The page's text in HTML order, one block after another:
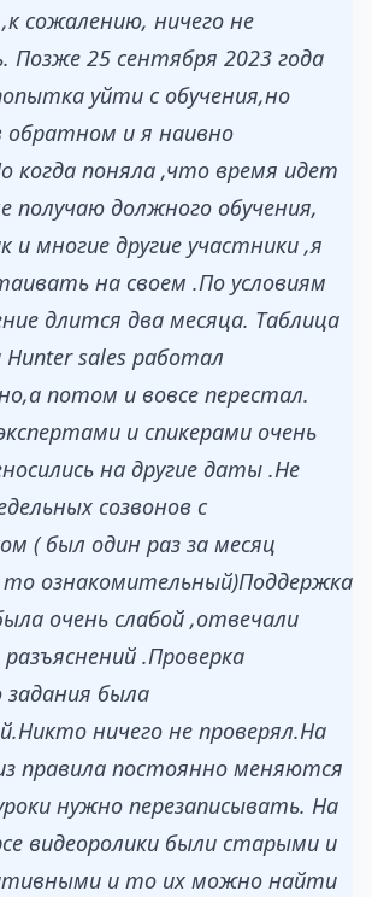
сожалению, ничего не
Позже 25 сентября 2023 года
уйти с обучения,но
обратном и я наивно
когда поняла ,что время идет
получаю должного обучения,
и многие другие участники ,я
на своем .По условиям
длится два месяца. Таблица
sales работал
потом и вовсе перестал.
и спикерами очень
на другие даты .Не
созвонов с
( был один раз за месяц
то ознакомительный)Поддержка
очень слабой ,отвечали
разъяснений .Проверка
была
ничего не проверял.На
правила постоянно меняются
нужно перезаписывать. На
видеоролики были старыми и
и то их можно найти